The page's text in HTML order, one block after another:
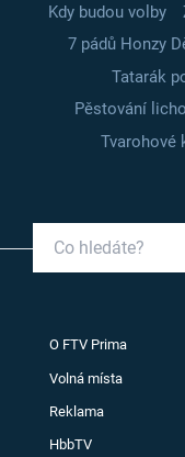
Kdy budou volby
7 pádů Honzy
Tatarák
Pěstování
Tvarohové
O FTV Prima
Volná místa
Reklama
HbbTV